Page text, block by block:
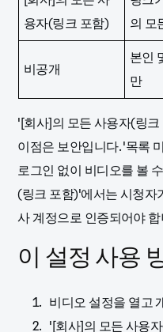
용자(링크 포함)
의 모
비공개
본인
만
'[회사]의 모든 사용자(링
이점은 보안입니다. '목록
로그인 없이 비디오를 볼
(링크 포함)'에서는 시청자
사 계정으로 인증되어야
이 설정 사용
비디오 설정을 열고
'[회사]의 모든 사용